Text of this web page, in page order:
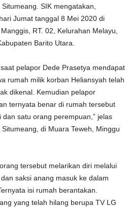
SIK mengatakan,
Jumat tanggal 8 Mei 2020 di
RT. 02, Kelurahan Melayu,
Barito Utara.
pelapor Dede Prasetya mendapat
rumah milik korban Heliansyah telah
dikenal. Kemudian pelapor
ternyata benar di rumah tersebut
satu orang perempuan,” jelas
di Muara Teweh, Minggu
tersebut melarikan diri melalui
saksi anang masuk ke dalam
isi rumah berantakan.
yang telah hilang berupa TV LG